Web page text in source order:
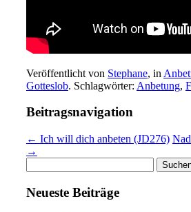
Veröffentlicht von Stephane, in
Gotteslob. Schlagwörter: Anbetung,
Beitragsnavigation
← Ich will dich anbeten (JD276)
→
nach:
Neueste Beiträge